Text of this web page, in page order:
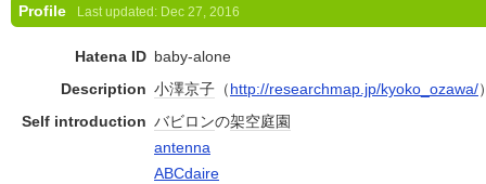
Profile Last updated: Dec 27, 2016
Hatena ID baby-alone
Description 小澤京子 （http://researchmap.jp/kyoko_ozawa/
Self introduction バビロンの架空庭園
antenna
ABCdaire